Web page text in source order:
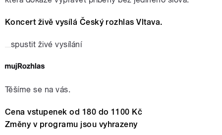
Koncert živě vysílá Český rozhlas Vltava.
spustit živé vysílání
Těšíme se na vás.
Cena vstupenek od 180 do 1100 Kč
Změny v programu jsou vyhrazeny